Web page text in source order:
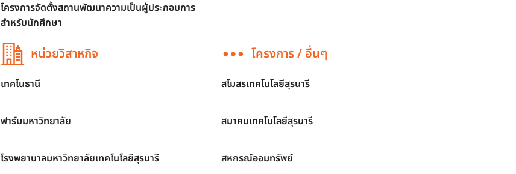
โครงการจัดตั้งสถานพัฒนาความเป็นผู้ประกอบการ
สำหรับนักศึกษา
หน่วยวิสาหกิจ
เทคโนธานี
ฟาร์มมหาวิทยาลัย
โรงพยาบาลมหาวิทยาลัยเทคโนโลยีสุรนารี
โครงการ / อื่นๆ
สโมสรเทคโนโลยีสุรนารี
สมาคมเทคโนโลยีสุรนารี
สหกรณ์ออมทรัพย์